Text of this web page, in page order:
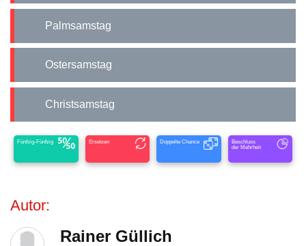
Palmsamstag
Ostersamstag
Christsamstag
Fünfzig-Fünfzig Ersetzen Doppelte Chance
Beschluss
der Mehrheit
Autor:
Rainer Güllich